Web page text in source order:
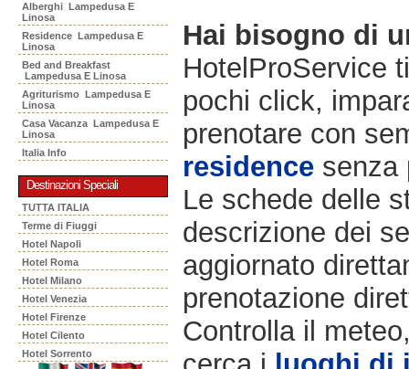
Alberghi Lampedusa E
Linosa
Residence Lampedusa E
Linosa
Bed and Breakfast
Lampedusa E Linosa
Agriturismo Lampedusa E
Linosa
Casa Vacanza Lampedusa E
Linosa
Italia Info
Destinazioni Speciali
TUTTA ITALIA
Terme di Fiuggi
Hotel Napoli
Hotel Roma
Hotel Milano
Hotel Venezia
Hotel Firenze
Hotel Cilento
Hotel Sorrento
Hai bisogno di
HotelProService
pochi click,
prenotare con
residence senza
Le schede delle
descrizione dei
aggiornato
prenotazione
Controlla il